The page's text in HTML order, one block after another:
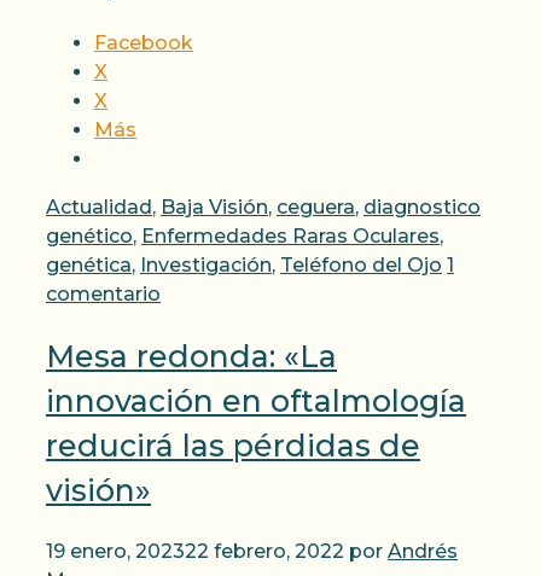
Facebook
X
X
Más
Categorías
Actualidad, Baja Visión, ceguera, diagnostico
genético, Enfermedades Raras Oculares,
genética, Investigación, Teléfono del Ojo 1
comentario
Mesa redonda: «La
innovación en oftalmología
reducirá las pérdidas de
visión»
19 enero, 202322 febrero, 2022 por Andrés